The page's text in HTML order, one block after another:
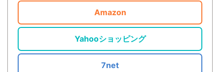
Amazon
Yahooショッピング
7net